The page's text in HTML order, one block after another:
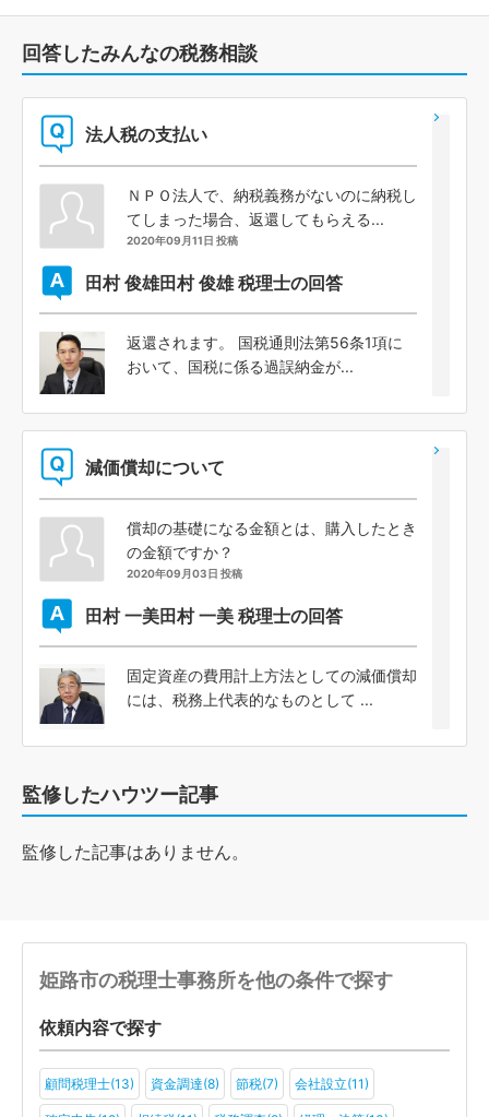
回答したみんなの税務相談
法人税の支払い
ＮＰＯ法人で、納税義務がないのに納税し
てしまった場合、返還してもらえる...
2020年09月11日 投稿
田村 俊雄田村 俊雄 税理士の回答
返還されます。 国税通則法第56条1項に
おいて、国税に係る過誤納金が...
減価償却について
償却の基礎になる金額とは、購入したとき
の金額ですか？
2020年09月03日 投稿
田村 一美田村 一美 税理士の回答
固定資産の費用計上方法としての減価償却
には、税務上代表的なものとして ...
監修したハウツー記事
監修した記事はありません。
姫路市の税理士事務所を他の条件で探す
依頼内容で探す
顧問税理士(13) 資金調達(8) 節税(7) 会社設立(11)